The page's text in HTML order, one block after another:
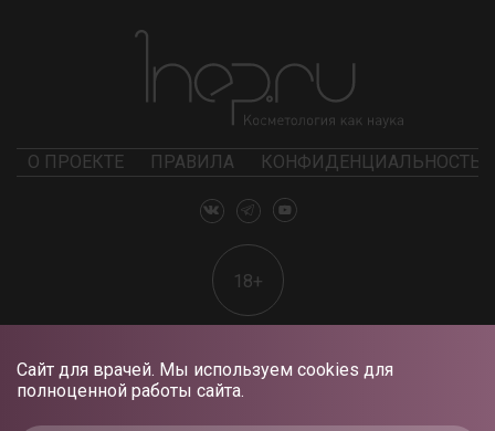
Сайт для врачей. Мы используем cookies для
полноценной работы сайта.
О ПРОЕКТЕ ПРАВИЛА КОНФИДЕНЦИАЛЬНОСТЬ
18+